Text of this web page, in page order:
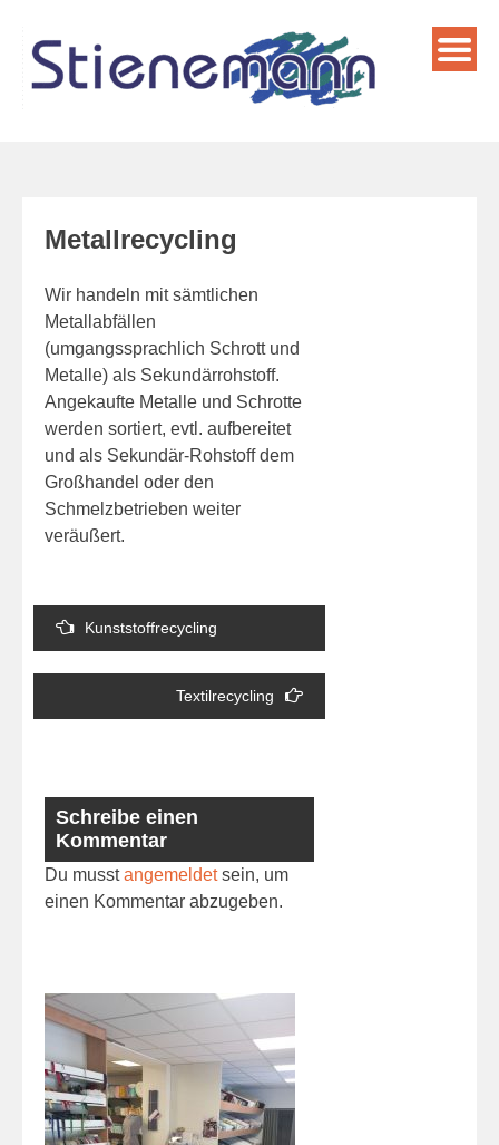
content
Metallrecycling
Wir handeln mit sämtlichen
Metallabfällen
(umgangssprachlich Schrott und
Metalle) als Sekundärrohstoff.
Angekaufte Metalle und Schrotte
werden sortiert, evtl. aufbereitet
und als Sekundär-Rohstoff dem
Großhandel oder den
Schmelzbetrieben weiter
veräußert.
Beitragsnavigation
Kunststoffrecycling
Textilrecycling
Schreibe einen
Kommentar
Du musstangemeldetsein, um
einen Kommentar abzugeben.